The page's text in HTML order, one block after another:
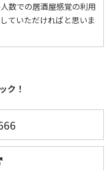
数での居酒屋感覚の利用
ていただければと思いま
ク！